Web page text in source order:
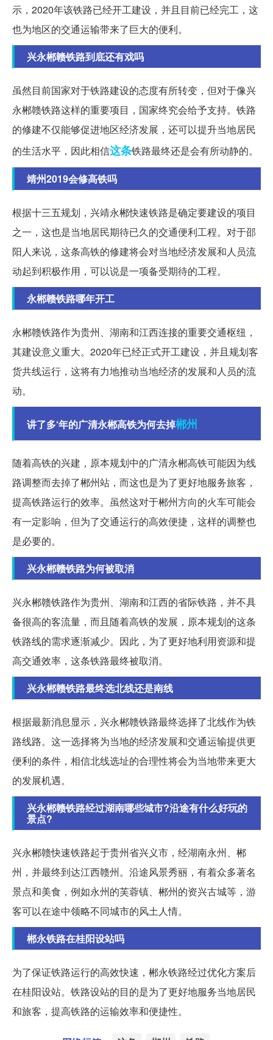
示，2020年该铁路已经开工建设，并且目前已经完工，这
也为地区的交通运输带来了巨大的便利。
兴永郴赣铁路到底还有戏吗
虽然目前国家对于铁路建设的态度有所转变，但对于像兴
永郴赣铁路这样的重要项目，国家终究会给予支持。铁路
的修建不仅能够促进地区经济发展，还可以提升当地居民
的生活水平，因此相信这条铁路最终还是会有所动静的。
靖州2019会修高铁吗
根据十三五规划，兴靖永郴快速铁路是确定要建设的项目
之一，这也是当地居民期待已久的交通便利工程。对于邵
阳人来说，这条高铁的修建将会对当地经济发展和人员流
动起到积极作用，可以说是一项备受期待的工程。
永郴赣铁路哪年开工
永郴赣铁路作为贵州、湖南和江西连接的重要交通枢纽，
其建设意义重大。2020年已经正式开工建设，并且规划客
货共线运行，这将有力地推动当地经济的发展和人员的流
动。
讲了多‘年的广清永郴高铁为何去掉郴州
随着高铁的兴建，原本规划中的广清永郴高铁可能因为线
路调整而去掉了郴州站，而这也是为了更好地服务旅客，
提高铁路运行的效率。虽然这对于郴州方向的火车可能会
有一定影响，但为了交通运行的高效便捷，这样的调整也
是必要的。
兴永郴赣铁路为何被取消
兴永郴赣铁路作为贵州、湖南和江西的省际铁路，并不具
备很高的客流量，而且随着高铁的发展，原本规划的这条
铁路线的需求逐渐减少。因此，为了更好地利用资源和提
高交通效率，这条铁路最终被取消。
兴永郴赣铁路最终选北线还是南线
根据最新消息显示，兴永郴赣铁路最终选择了北线作为铁
路线路。这一选择将为当地的经济发展和交通运输提供更
便利的条件，相信北线选址的合理性将会为当地带来更大
的发展机遇。
兴永郴赣铁路经过湖南哪些城市?沿途有什么好玩的
景点?
兴永郴赣快速铁路起于贵州省兴义市，经湖南永州、郴
州，并最终到达江西赣州。沿途风景秀丽，有着众多著名
景点和美食，例如永州的芙蓉镇、郴州的资兴古城等，游
客可以在途中领略不同城市的风土人情。
郴永铁路在桂阳设站吗
为了保证铁路运行的高效快速，郴永铁路经过优化方案后
在桂阳设站。铁路设站的目的是为了更好地服务当地居民
和旅客，提高铁路的运输效率和便捷性。